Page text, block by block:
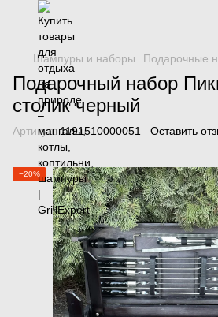
Шампуры и наборы Подарочные
Подарочный набор
столик черный
Артикул:1191510000051 Оставить
−20%